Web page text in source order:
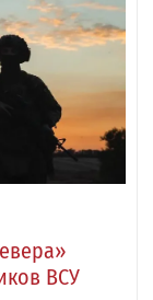
ВСУ